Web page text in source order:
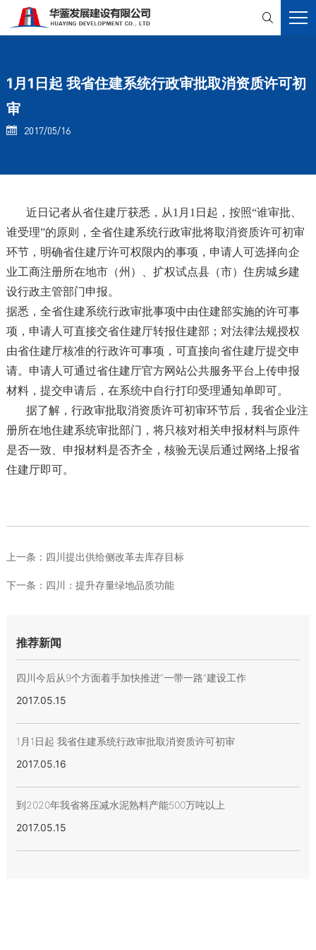

1月1日起 我省住建系统行政审批取消资质许可初
审
 2017/05/16
近日记者从省住建厅获悉，从1月1日起，按照“谁审批、
谁受理”的原则，全省住建系统行政审批将取消资质许可初审
环节，明确省住建厅许可权限内的事项，申请人可选择向企
业工商注册所在地市（州）、扩权试点县（市）住房城乡建
设行政主管部门申报。
据悉，全省住建系统行政审批事项中由住建部实施的许可事
项，申请人可直接交省住建厅转报住建部；对法律法规授权
由省住建厅核准的行政许可事项，可直接向省住建厅提交申
请。申请人可通过省住建厅官方网站公共服务平台上传申报
材料，提交申请后，在系统中自行打印受理通知单即可。
据了解，行政审批取消资质许可初审环节后，我省企业注
册所在地住建系统审批部门，将只核对相关申报材料与原件
是否一致、申报材料是否齐全，核验无误后通过网络上报省
住建厅即可。
上一条： 四川提出供给侧改革去库存目标
下一条： 四川：提升存量绿地品质功能
推荐新闻
四川今后从9个方面着手加快推进“一带一路”建设工作
2017.05.15
1月1日起 我省住建系统行政审批取消资质许可初审
2017.05.16
到2020年我省将压减水泥熟料产能500万吨以上
2017.05.15